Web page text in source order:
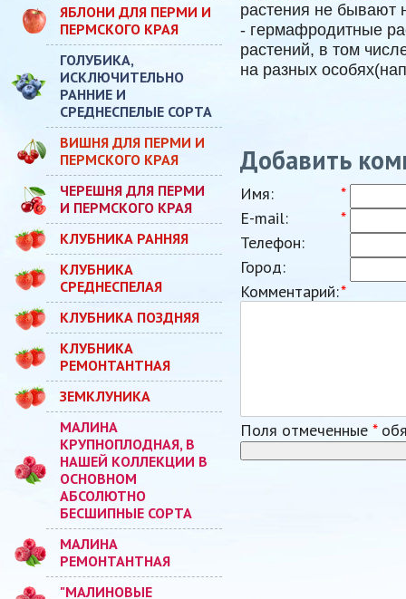
ЯБЛОНИ ДЛЯ ПЕРМИ И
ПЕРМСКОГО КРАЯ
ГОЛУБИКА,
ИСКЛЮЧИТЕЛЬНО
РАННИЕ И
СРЕДНЕСПЕЛЫЕ СОРТА
ВИШНЯ ДЛЯ ПЕРМИ И
ПЕРМСКОГО КРАЯ
ЧЕРЕШНЯ ДЛЯ ПЕРМИ
И ПЕРМСКОГО КРАЯ
КЛУБНИКА РАННЯЯ
КЛУБНИКА
СРЕДНЕСПЕЛАЯ
КЛУБНИКА ПОЗДНЯЯ
КЛУБНИКА
РЕМОНТАНТНАЯ
ЗЕМКЛУНИКА
МАЛИНА
КРУПНОПЛОДНАЯ, В
НАШЕЙ КОЛЛЕКЦИИ В
ОСНОВНОМ
АБСОЛЮТНО
БЕСШИПНЫЕ СОРТА
МАЛИНА
РЕМОНТАНТНАЯ
"МАЛИНОВЫЕ
растения не
- гермафродитные
растений, в том
на разных
Добавить
Имя:
*
E-mail:
*
Телефон:
Город:
Комментарий:*
Поля отмеченные *